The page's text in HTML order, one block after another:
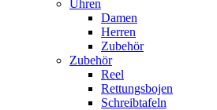
Uhren
Damen
Herren
Zubehör
Zubehör
Reel
Rettungsbojen
Schreibtafeln